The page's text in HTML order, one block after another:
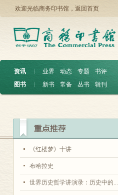
欢迎光临商务印书馆， 返回首页
资讯 ︱ 业界 动态 专题
书评
图书
︱ 新书 常备 丛书 辑刊
《红楼梦》十讲
布哈拉史
世界历史哲学讲演录：历史中的...